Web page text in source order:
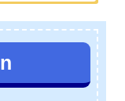
イターとして、ゲ
心に活動していま